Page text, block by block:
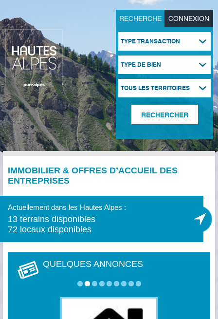
RECHERCHE
TYPE TRANSACTION
TYPE DE BIEN
TOUS LES TERRITOIRES
CONNEXION
IMMOBILIER & OFFRES D’ACCUEIL DES
ENTREPRISES
Actuellement dans les Hautes Alpes :
13terrains disponibles
72locaux disponibles
QUELQUES ANNONCES
Briançonnais
Location, Local
9 à 40m2
sur consultation